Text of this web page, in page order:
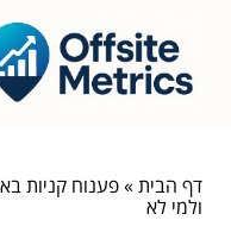
דף הבית»פענוח קניות
ולמי לא